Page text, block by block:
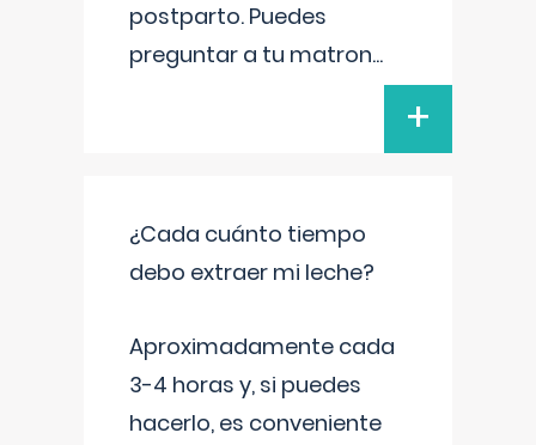
postparto. Puedes
preguntar a tu matron...
+
¿Cada cuánto tiempo
debo extraer mi leche?
Aproximadamente cada
3-4 horas y, si puedes
hacerlo, es conveniente